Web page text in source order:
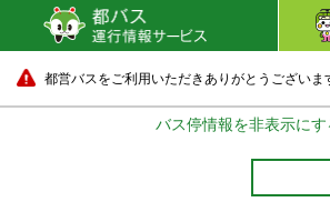
都営バスをご利用いただきありがとうございま
バス停情報を非表示にす